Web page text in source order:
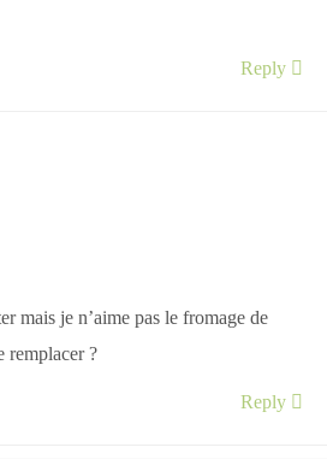
Reply
mais je n’aime pas le fromage de
remplacer ?
Reply